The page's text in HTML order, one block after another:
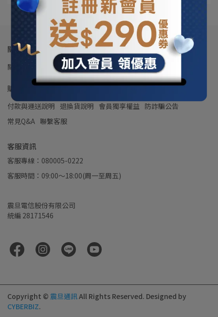
關於我們
關於震旦通訊 門市列表 會員權益聲明 隱私權及網站使用條款
購物說明
付款與運送說明 退換貨說明 會員獨享權益 防詐騙公告
常見Q&A 聯繫客服
客服資訊
客服專線：080005-0222
客服時間：09:00～18:00(周一至周五)
震旦電信股份有限公司
統編 28171546
Copyright © 震旦通訊All Rights Reserved. Designed by
CYBERBIZ.